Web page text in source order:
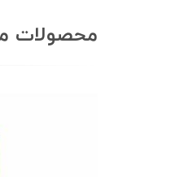
محصولات